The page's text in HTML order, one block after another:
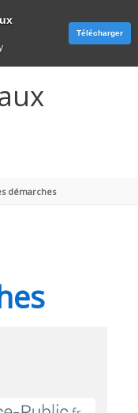
démarches
Télécharger